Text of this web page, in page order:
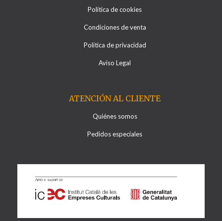
Política de cookies
Condiciones de venta
Política de privacidad
Aviso Legal
ATENCIÓN AL CLIENTE
Quiénes somos
Pedidos especiales